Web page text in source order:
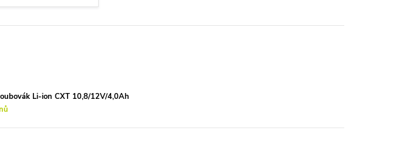
Li-ion CXT 10,8/12V/4,0Ah